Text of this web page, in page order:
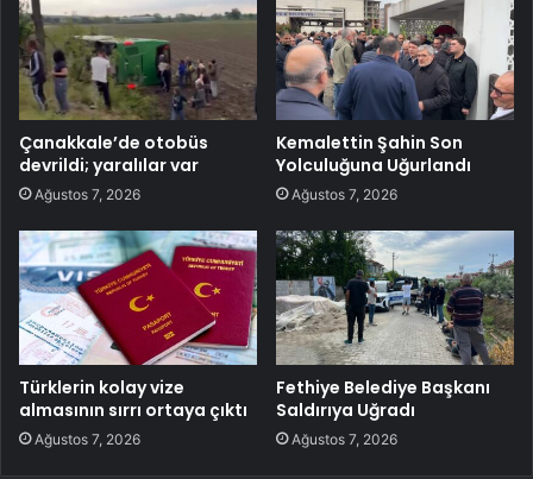
Çanakkale’de otobüs
devrildi; yaralılar var
Ağustos 7, 2026
Kemalettin Şahin Son
Yolculuğuna Uğurlandı
Ağustos 7, 2026
Türklerin kolay vize
almasının sırrı ortaya çıktı
Ağustos 7, 2026
Fethiye Belediye Başkanı
Saldırıya Uğradı
Ağustos 7, 2026